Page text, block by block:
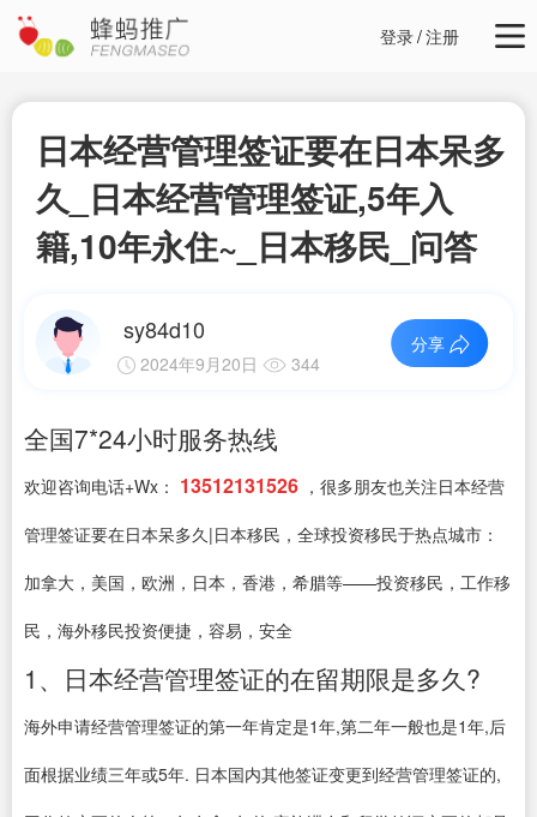
登录/注册
日本经营管理签证要在日本呆多
久_日本经营管理签证,5年入
籍,10年永住~_日本移民_问答
sy84d10
2024年9月20日 344
分享
全国7*24小时服务热线
欢迎咨询电话+Wx： 13512131526 ，很多朋友也关注日本经营
管理签证要在日本呆多久|日本移民，全球投资移民于热点城市：
加拿大，美国，欧洲，日本，香港，希腊等——投资移民，工作移
民，海外移民投资便捷，容易，安全
1、日本经营管理签证的在留期限是多久?
海外申请经营管理签证的第一年肯定是1年,第二年一般也是1年,后
面根据业绩三年或5年. 日本国内其他签证变更到经营管理签证的,